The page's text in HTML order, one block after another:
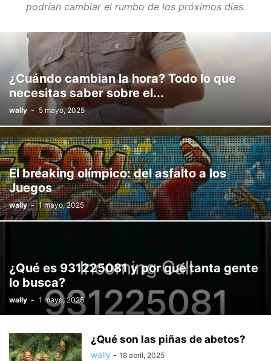
podrían cambiar el rumbo de los próximos días.
¿Cuándo cambian la hora? Todo lo que
necesitas saber sobre el...
wally - 5 mayo, 2025
El breaking olímpico: del asfalto a los
Juegos
wally - 1 mayo, 2025
¿Qué es 931225081 y por qué tanta gente
lo busca?
wally - 1 mayo, 2025
¿Qué son las piñas de abetos?
wally - 18 abril, 2025